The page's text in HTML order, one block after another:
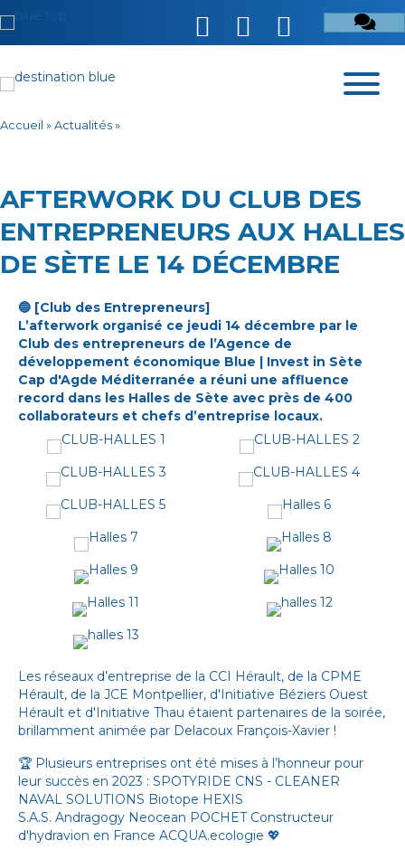
Accueil » Actualités »
AFTERWORK DU CLUB DES
ENTREPRENEURS AUX HALLES
DE SÈTE LE 14 DÉCEMBRE
🔵 [Club des Entrepreneurs]
L’afterwork organisé ce jeudi 14 décembre par le
Club des entrepreneurs de l’Agence de
développement économique Blue | Invest in Sète
Cap d'Agde Méditerranée a réuni une affluence
record dans les Halles de Sète avec près de 400
collaborateurs et chefs d’entreprise locaux.
Les réseaux d’entreprise de la CCI Hérault, de la CPME
Hérault, de la JCE Montpellier, d'Initiative Béziers Ouest
Hérault et d'Initiative Thau étaient partenaires de la soirée,
brillamment animée par Delacoux François-Xavier !
🏆 Plusieurs entreprises ont été mises à l’honneur pour
leur succès en 2023 : SPOTYRIDE CNS - CLEANER
NAVAL SOLUTIONS Biotope HEXIS
S.A.S. Andragogy Neocean POCHET Constructeur
d'hydravion en France ACQUA.ecologie 💖